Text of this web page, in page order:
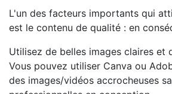
L'un des facteurs importants qui
est le contenu de qualité : en
Utilisez de belles images claires et
Vous pouvez utiliser Canva ou
des images/vidéos accrocheuses